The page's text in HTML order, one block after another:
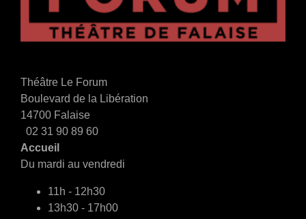
Théâtre Le Forum
Boulevard de la Libération
14700 Falaise
02 31 90 89 60
Accueil
Du mardi au vendredi
11h - 12h30
13h30 - 17h00